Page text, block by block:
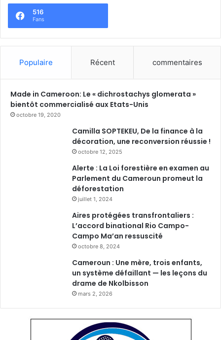
e
516
Fans
Populaire Récent commentaires
Made in Cameroon: Le « dichrostachys glomerata »
bientôt commercialisé aux Etats-Unis
octobre 19, 2020
Camilla SOPTEKEU, De la finance à la
décoration, une reconversion réussie !
octobre 12, 2025
Alerte : La Loi forestière en examen au
Parlement du Cameroun promeut la
déforestation
juillet 1, 2024
Aires protégées transfrontaliers :
L’accord binational Rio Campo-
Campo Ma’an ressuscité
octobre 8, 2024
Cameroun : Une mère, trois enfants,
un système défaillant — les leçons du
drame de Nkolbisson
mars 2, 2026